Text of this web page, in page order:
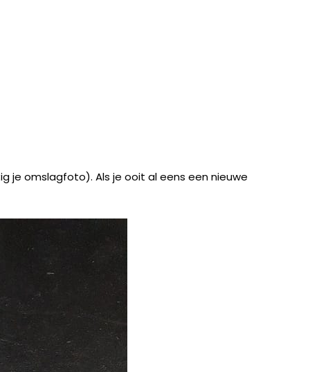
je omslagfoto). Als je ooit al eens een nieuwe